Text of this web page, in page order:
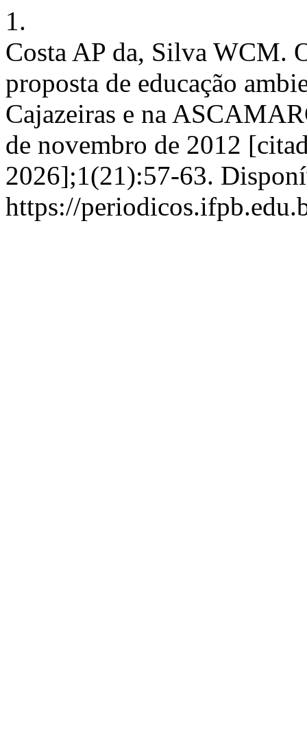
1.
Costa AP da, Silva WCM.
proposta de educação
Cajazeiras e na
de novembro de 2012
2026];1(21):57-63.
https://